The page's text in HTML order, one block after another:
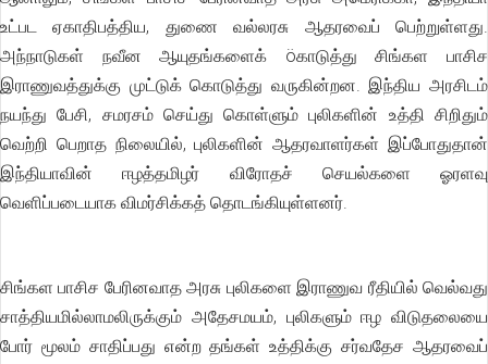
உட்பட ஏகாதிபத்திய, துணை வல்லரசு ஆதரவைப் பெற்றுள்ளது.
அந்நாடுகள் நவீன ஆயுதங்களைக் öகாடுத்து சிங்கள பாசிச
இராணுவத்துக்கு முட்டுக் கொடுத்து வருகின்றன. இந்திய அரசிடம்
நயந்து பேசி, சமரசம் செய்து கொள்ளும் புலிகளின் உத்தி சிறிதும்
வெற்றி பெறாத நிலையில், புலிகளின் ஆதரவாளர்கள் இப்போதுதான்
இந்தியாவின் ஈழத்தமிழர் விரோதச் செயல்களை ஓரளவு
வெளிப்படையாக விமர்சிக்கத் தொடங்கியுள்ளனர்.
சிங்கள பாசிச பேரினவாத அரசு புலிகளை இராணுவ ரீதியில் வெல்வது
சாத்தியமில்லாமலிருக்கும் அதேசமயம், புலிகளும் ஈழ விடுதலையை
போர் மூலம் சாதிப்பது என்ற தங்கள் உத்திக்கு சர்வதேச ஆதரவைப்